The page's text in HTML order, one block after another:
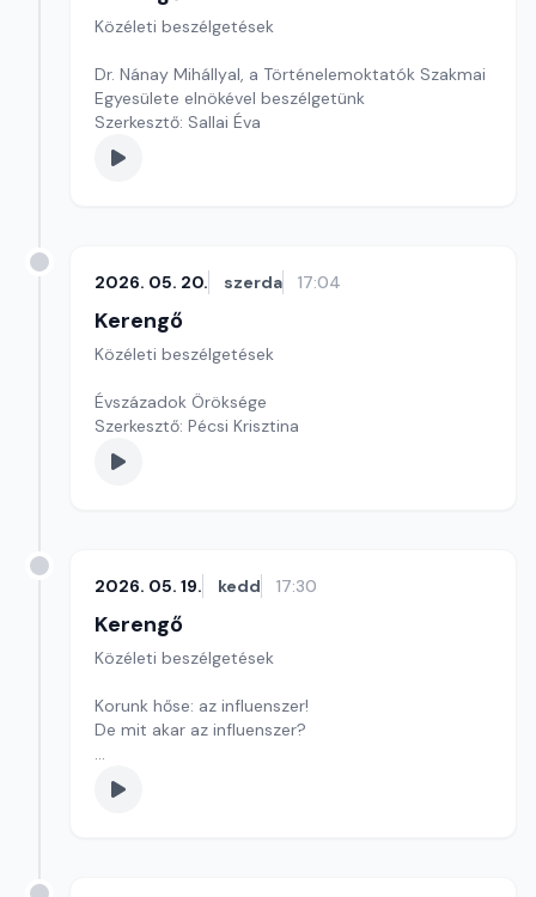
Közéleti beszélgetések
Dr. Nánay Mihállyal, a Történelemoktatók Szakmai
Egyesülete elnökével beszélgetünk
Szerkesztő: Sallai Éva
2026. 05. 20. szerda 17:04
Kerengő
Közéleti beszélgetések
Évszázadok Öröksége
Szerkesztő: Pécsi Krisztina
2026. 05. 19. kedd 17:30
Kerengő
Közéleti beszélgetések
Korunk hőse: az influenszer!
De mit akar az influenszer?
Szerkesztő: Sályi András